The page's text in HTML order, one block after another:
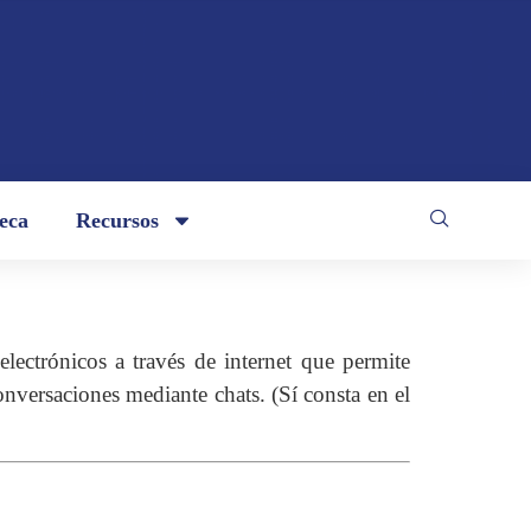
Recursos
a través de internet que permite
mediante chats. (Sí consta en el